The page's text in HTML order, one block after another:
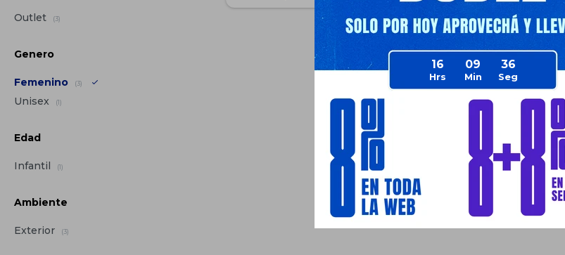
16 09 36
Outlet (3)
Genero
Femenino (3)
Unisex (1)
Edad
Infantil (1)
Ambiente
Exterior (3)